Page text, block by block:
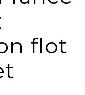
flot